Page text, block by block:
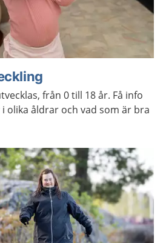
från 0 till 18 år. Få info
olika åldrar och vad som är bra